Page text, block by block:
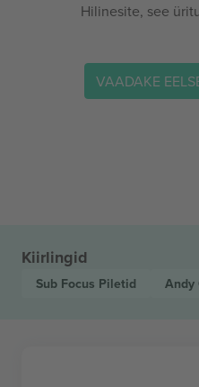
Hilinesite, see
VAADAKE
Kiirlingid
Sub Focus Piletid Andy